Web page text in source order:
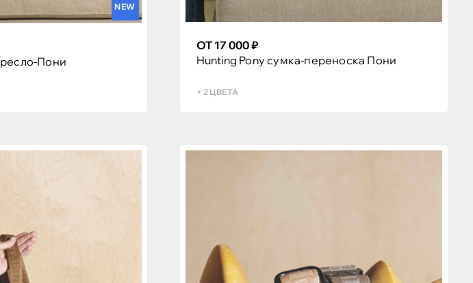
NEW
Пони
ОТ 17 000 ₽
Hunting Pony сумка-переноска Пони
+ 2 ЦВЕТА